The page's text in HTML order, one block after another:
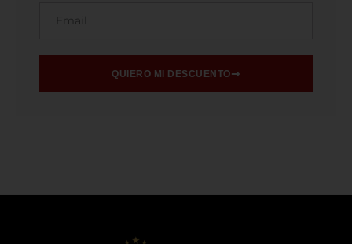
QUIERO MI DESCUENTO